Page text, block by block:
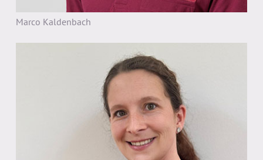
Marco Kaldenbach